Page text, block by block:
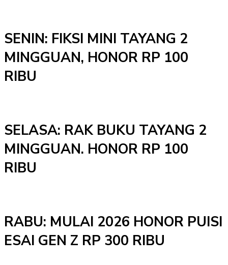
SENIN: FIKSI MINI TAYANG 2
MINGGUAN, HONOR RP 100
RIBU
SELASA: RAK BUKU TAYANG 2
MINGGUAN. HONOR RP 100
RIBU
RABU: MULAI 2026 HONOR PUISI
ESAI GEN Z RP 300 RIBU